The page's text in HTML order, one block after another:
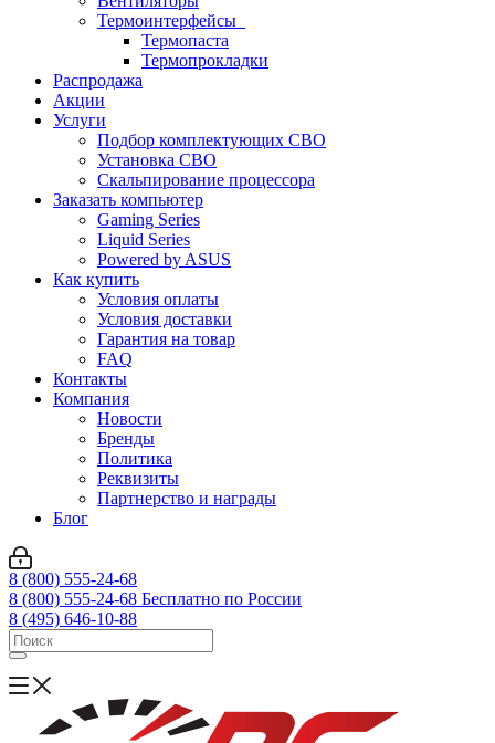
Термоинтерфейсы
Термопаста
Термопрокладки
Распродажа
Акции
Услуги
Подбор комплектующих СВО
Установка СВО
Скальпирование процессора
Заказать компьютер
Gaming Series
Liquid Series
Powered by ASUS
Как купить
Условия оплаты
Условия доставки
Гарантия на товар
FAQ
Контакты
Компания
Новости
Бренды
Политика
Реквизиты
Партнерство и награды
Блог
8 (800) 555-24-68
8 (800) 555-24-68 Бесплатно по России
8 (495) 646-10-88